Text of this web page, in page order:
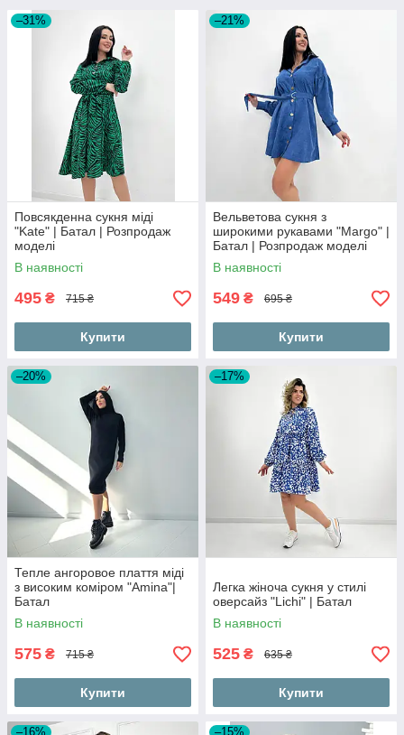
–31%
Повсякденна сукня міді
"Kate" | Батал | Розпродаж
моделі
В наявності
495 ₴ 715 ₴
Купити
–21%
Вельветова сукня з
широкими рукавами "Margo" |
Батал | Розпродаж моделі
В наявності
549 ₴ 695 ₴
Купити
–20%
Тепле ангоровое плаття міді
з високим коміром "Amina"|
Батал
В наявності
575 ₴ 715 ₴
Купити
–17%
Легка жіноча сукня у стилі
оверсайз "Lichi" | Батал
В наявності
525 ₴ 635 ₴
Купити
–16% –15%